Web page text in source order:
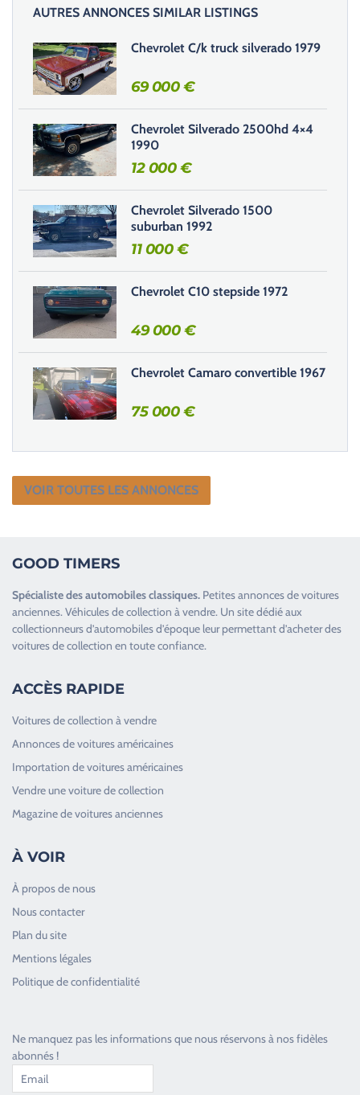
s
e
r
c
e
c
h
a
m
p
v
i
d
e
AUTRES ANNONCES SIMILAR LISTINGS
Chevrolet C/k truck silverado 1979
69 000€
Chevrolet Silverado 2500hd 4×4
1990
12 000€
Chevrolet Silverado 1500
suburban 1992
11 000€
Chevrolet C10 stepside 1972
49 000€
Chevrolet Camaro convertible 1967
75 000€
VOIR TOUTES LES ANNONCES
GOOD TIMERS
Spécialiste desautomobiles classiques. Petites annonces devoitures
anciennes.Véhicules de collection à vendre. Un site dédié aux
collectionneurs d’automobiles d’époque leur permettant d’acheter des
voitures de collection en toute confiance.
ACCÈS RAPIDE
Voitures de collection à vendre
Annonces de voitures américaines
Importation de voitures américaines
Vendre une voiture de collection
Magazine de voitures anciennes
À VOIR
À propos de nous
Nous contacter
Plan du site
Mentions légales
Politique de confidentialité
Ne manquez pas les informations que nous réservons à nos fidèles
abonnés !
Toujours heureux d'aider les passionnés